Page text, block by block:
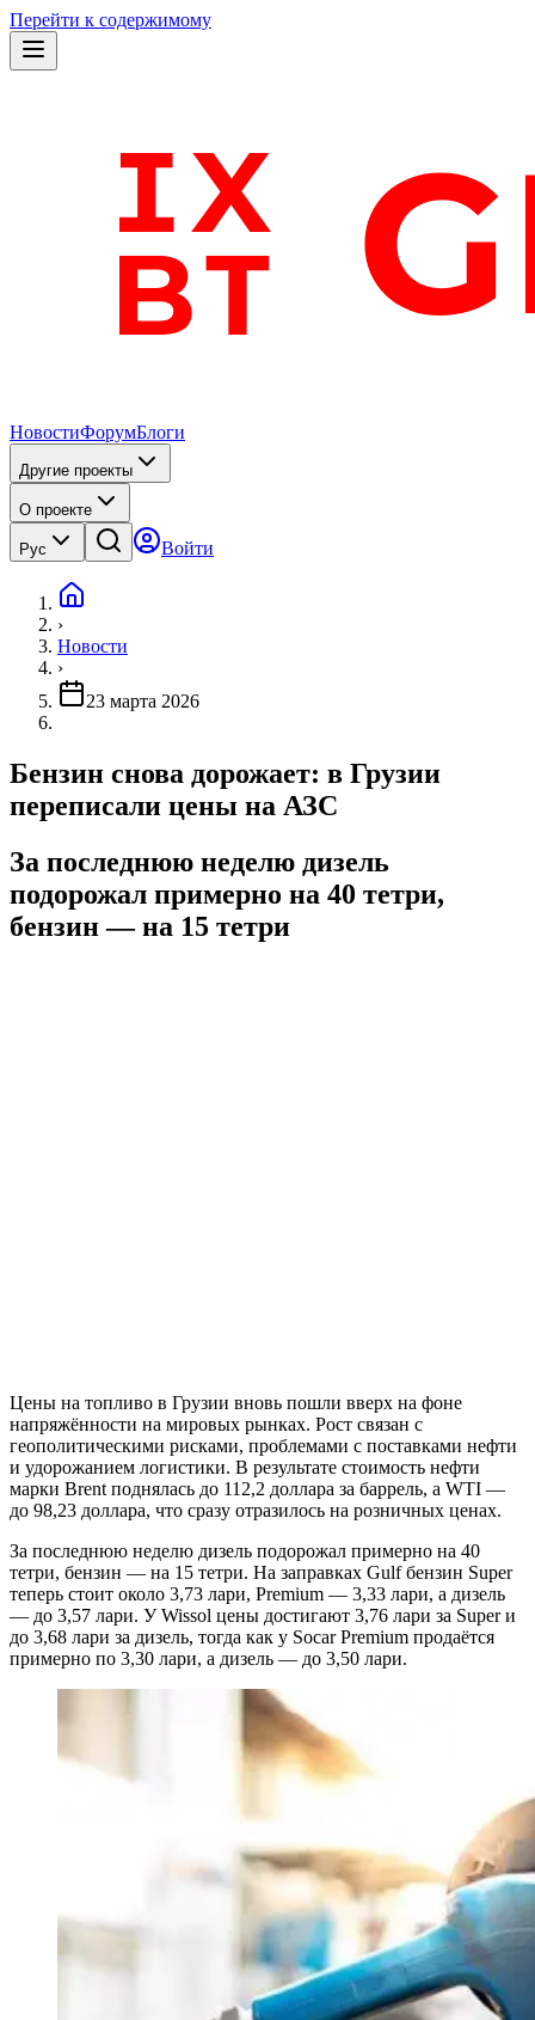
Перейти к содержимому
НовостиФорумБлоги
Другие проекты
О проекте
Рус Войти
›
Новости
›
23 марта 2026
Бензин снова дорожает: в Грузии
переписали цены на АЗС
За последнюю неделю дизель
подорожал примерно на 40 тетри,
бензин — на 15 тетри
Цены на топливо в Грузии вновь пошли вверх на фоне
напряжённости на мировых рынках. Рост связан с
геополитическими рисками, проблемами с поставками нефти
и удорожанием логистики. В результате стоимость нефти
марки Brent поднялась до 112,2 доллара за баррель, а WTI —
до 98,23 доллара, что сразу отразилось на розничных ценах.
За последнюю неделю дизель подорожал примерно на 40
тетри, бензин — на 15 тетри. На заправках Gulf бензин Super
теперь стоит около 3,73 лари, Premium — 3,33 лари, а дизель
— до 3,57 лари. У Wissol цены достигают 3,76 лари за Super и
до 3,68 лари за дизель, тогда как у Socar Premium продаётся
примерно по 3,30 лари, а дизель — до 3,50 лари.